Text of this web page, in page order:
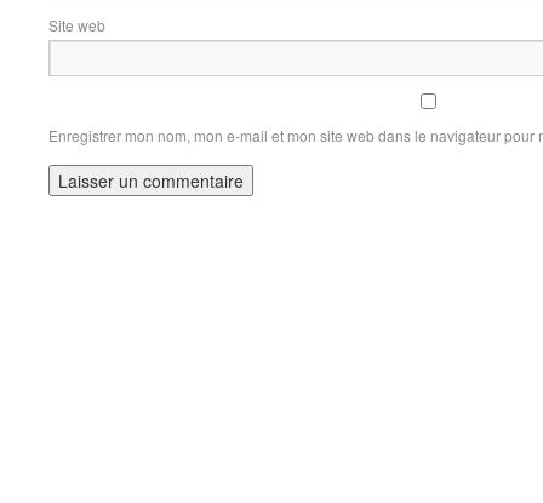
Site web
Enregistrer mon nom, mon e-mail et mon site web dans le navigateur pour